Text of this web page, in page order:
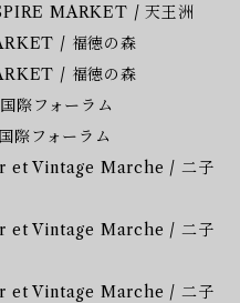
MARKET / 天王洲
/ 福徳の森
/ 福徳の森
際フォーラム
際フォーラム
et Vintage Marche / 二子
et Vintage Marche / 二子
et Vintage Marche / 二子